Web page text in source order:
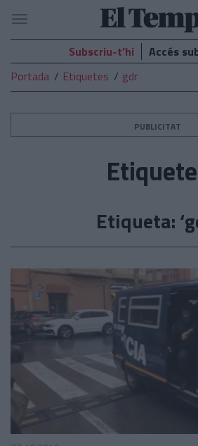
El
Temps
Navegació
Subscriu-t’hi
Accés
Portada
Etiquetes gdr
PUBLICITAT
Etiqueta: